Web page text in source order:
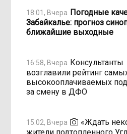
18:01, Вчера Погодные
Забайкалье: прогноз
ближайшие выходные
16:58, Вчера Консультанты
возглавили рейтинг
высокооплачиваемых
за смену в ДФО
15:02, Вчера
«Ждать